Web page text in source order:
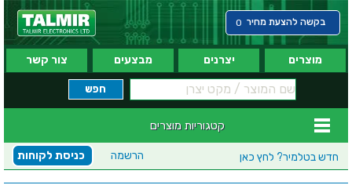
בקשה להצעת מחיר 0
מוצרים יצרנים מבצעים צור קשר
קטגוריות מוצרים
חדש בטלמיר? לחץ כאן כניסת לקוחות הרשמה